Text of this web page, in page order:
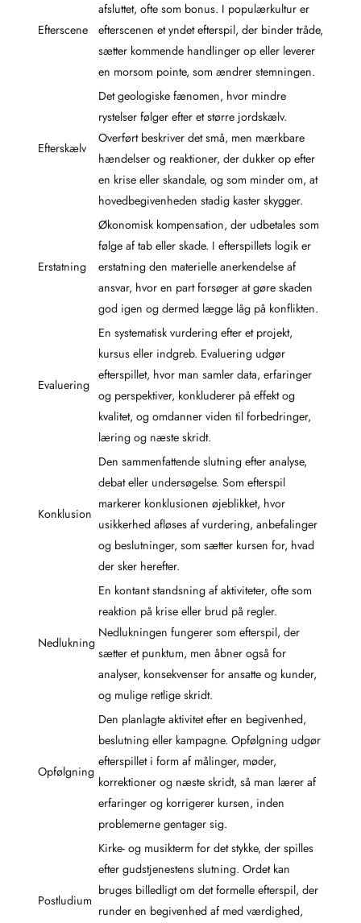
Efterscene
afsluttet, ofte som bonus. I populærkultur er
efterscenen et yndet efterspil, der binder tråde,
sætter kommende handlinger op eller leverer
en morsom pointe, som ændrer stemningen.
Efterskælv
Det geologiske fænomen, hvor mindre
rystelser følger efter et større jordskælv.
Overført beskriver det små, men mærkbare
hændelser og reaktioner, der dukker op efter
en krise eller skandale, og som minder om, at
hovedbegivenheden stadig kaster skygger.
Erstatning
Økonomisk kompensation, der udbetales som
følge af tab eller skade. I efterspillets logik er
erstatning den materielle anerkendelse af
ansvar, hvor en part forsøger at gøre skaden
god igen og dermed lægge låg på konflikten.
Evaluering
En systematisk vurdering efter et projekt,
kursus eller indgreb. Evaluering udgør
efterspillet, hvor man samler data, erfaringer
og perspektiver, konkluderer på effekt og
kvalitet, og omdanner viden til forbedringer,
læring og næste skridt.
Konklusion
Den sammenfattende slutning efter analyse,
debat eller undersøgelse. Som efterspil
markerer konklusionen øjeblikket, hvor
usikkerhed afløses af vurdering, anbefalinger
og beslutninger, som sætter kursen for, hvad
der sker herefter.
Nedlukning
En kontant standsning af aktiviteter, ofte som
reaktion på krise eller brud på regler.
Nedlukningen fungerer som efterspil, der
sætter et punktum, men åbner også for
analyser, konsekvenser for ansatte og kunder,
og mulige retlige skridt.
Opfølgning
Den planlagte aktivitet efter en begivenhed,
beslutning eller kampagne. Opfølgning udgør
efterspillet i form af målinger, møder,
korrektioner og næste skridt, så man lærer af
erfaringer og korrigerer kursen, inden
problemerne gentager sig.
Postludium
Kirke- og musikterm for det stykke, der spilles
efter gudstjenestens slutning. Ordet kan
bruges billedligt om det formelle efterspil, der
runder en begivenhed af med værdighed,